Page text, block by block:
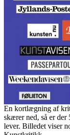
En kortlægning af
skærer ned, så er
lever. Billedet viser